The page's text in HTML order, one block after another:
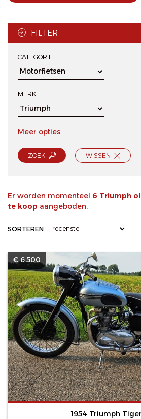
FILTER
CATEGORIE
MERK
Meer opties
ZOEK WISSEN
Er worden momenteel 6 Triumph
te koop aangeboden.
SORTEREN
€ 6.500
1954 Triumph